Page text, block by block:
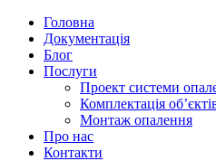
Головна
Документація
Блог
Послуги
Проект системи
Комплектація
Монтаж опалення
Про нас
Контакти